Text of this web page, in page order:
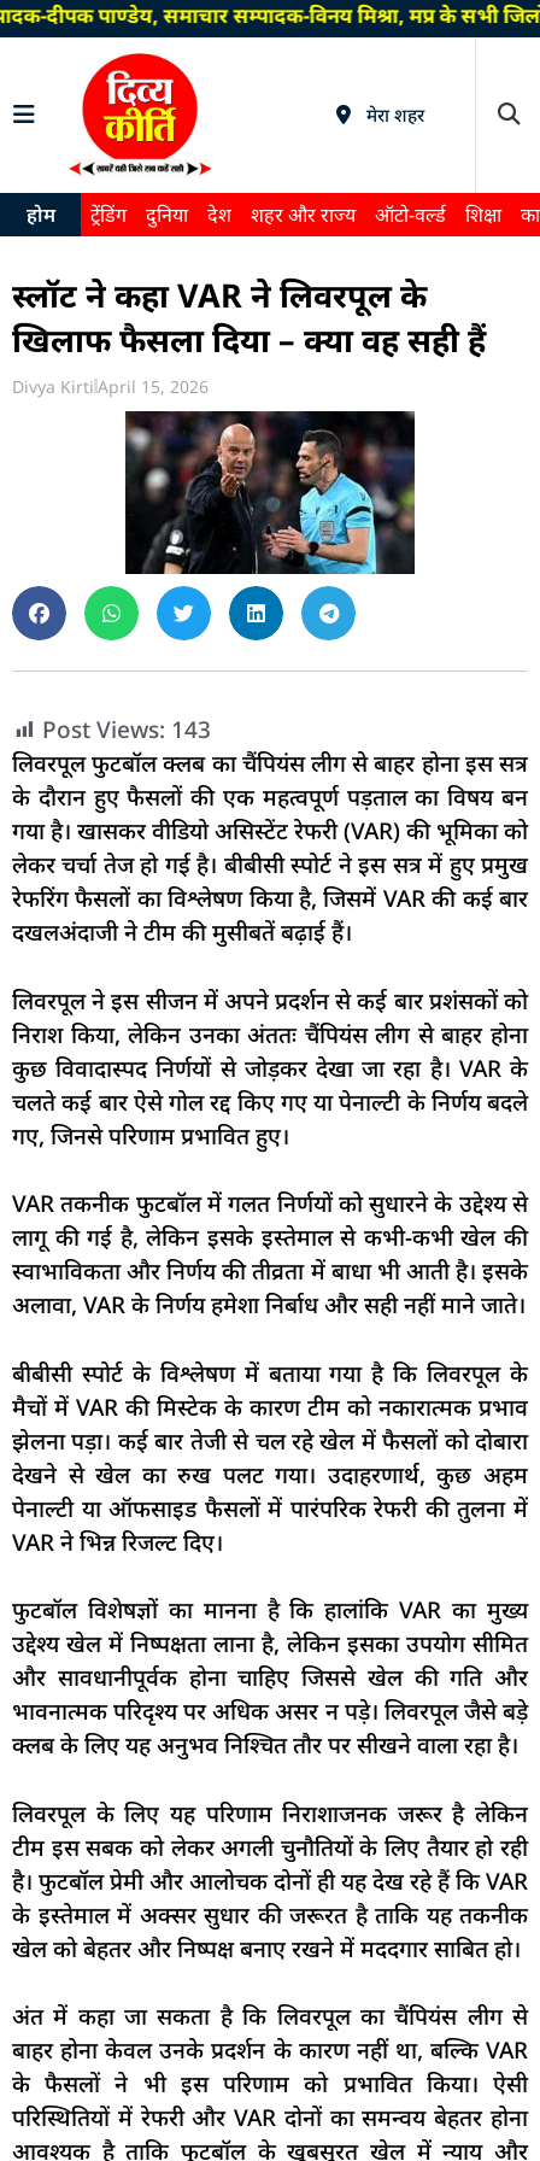
दीपक पाण्डेय, समाचार सम्पादक-विनय मिश्रा, मप्र के सभी
मेरा शहर
होम ट्रेंडिंग दुनिया देश शहर और राज्य ऑटो-वर्ल्ड शिक्षा
स्लॉट ने कहा VAR ने लिवरपूल के
खिलाफ फैसला दिया – क्या वह सही हैं
Divya Kirti April 15, 2026
Post Views: 143
लिवरपूल फुटबॉल क्लब का चैंपियंस लीग से बाहर होना इस सत्र
के दौरान हुए फैसलों की एक महत्वपूर्ण पड़ताल का विषय बन
गया है। खासकर वीडियो असिस्टेंट रेफरी (VAR) की भूमिका को
लेकर चर्चा तेज हो गई है। बीबीसी स्पोर्ट ने इस सत्र में हुए प्रमुख
रेफरिंग फैसलों का विश्लेषण किया है, जिसमें VAR की कई बार
दखलअंदाजी ने टीम की मुसीबतें बढ़ाई हैं।
लिवरपूल ने इस सीजन में अपने प्रदर्शन से कई बार प्रशंसकों को
निराश किया, लेकिन उनका अंततः चैंपियंस लीग से बाहर होना
कुछ विवादास्पद निर्णयों से जोड़कर देखा जा रहा है। VAR के
चलते कई बार ऐसे गोल रद्द किए गए या पेनाल्टी के निर्णय बदले
गए, जिनसे परिणाम प्रभावित हुए।
VAR तकनीक फुटबॉल में गलत निर्णयों को सुधारने के उद्देश्य से
लागू की गई है, लेकिन इसके इस्तेमाल से कभी-कभी खेल की
स्वाभाविकता और निर्णय की तीव्रता में बाधा भी आती है। इसके
अलावा, VAR के निर्णय हमेशा निर्बाध और सही नहीं माने जाते।
बीबीसी स्पोर्ट के विश्लेषण में बताया गया है कि लिवरपूल के
मैचों में VAR की मिस्टेक के कारण टीम को नकारात्मक प्रभाव
झेलना पड़ा। कई बार तेजी से चल रहे खेल में फैसलों को दोबारा
देखने से खेल का रुख पलट गया। उदाहरणार्थ, कुछ अहम
पेनाल्टी या ऑफसाइड फैसलों में पारंपरिक रेफरी की तुलना में
VAR ने भिन्न रिजल्ट दिए।
फुटबॉल विशेषज्ञों का मानना है कि हालांकि VAR का मुख्य
उद्देश्य खेल में निष्पक्षता लाना है, लेकिन इसका उपयोग सीमित
और सावधानीपूर्वक होना चाहिए जिससे खेल की गति और
भावनात्मक परिदृश्य पर अधिक असर न पड़े। लिवरपूल जैसे बड़े
क्लब के लिए यह अनुभव निश्चित तौर पर सीखने वाला रहा है।
लिवरपूल के लिए यह परिणाम निराशाजनक जरूर है लेकिन
टीम इस सबक को लेकर अगली चुनौतियों के लिए तैयार हो रही
है। फुटबॉल प्रेमी और आलोचक दोनों ही यह देख रहे हैं कि VAR
के इस्तेमाल में अक्सर सुधार की जरूरत है ताकि यह तकनीक
खेल को बेहतर और निष्पक्ष बनाए रखने में मददगार साबित हो।
अंत में कहा जा सकता है कि लिवरपूल का चैंपियंस लीग से
बाहर होना केवल उनके प्रदर्शन के कारण नहीं था, बल्कि VAR
के फैसलों ने भी इस परिणाम को प्रभावित किया। ऐसी
परिस्थितियों में रेफरी और VAR दोनों का समन्वय बेहतर होना
आवश्यक है ताकि फुटबॉल के खूबसूरत खेल में न्याय और